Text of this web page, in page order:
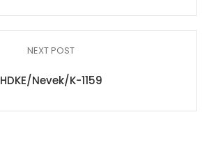
NEXT POST
HDKE/Nevek/K-1159